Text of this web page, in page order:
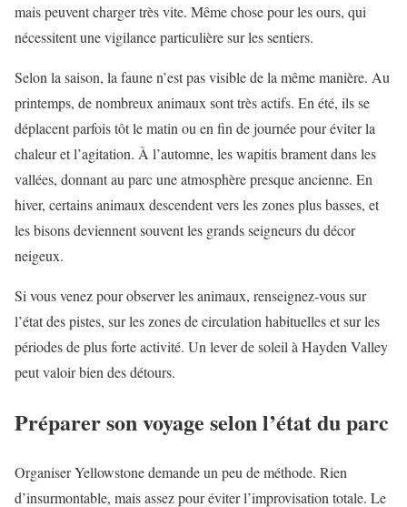
mais peuvent charger très vite. Même chose pour les ours, qui
nécessitent une vigilance particulière sur les sentiers.
Selon la saison, la faune n’est pas visible de la même manière. Au
printemps, de nombreux animaux sont très actifs. En été, ils se
déplacent parfois tôt le matin ou en fin de journée pour éviter la
chaleur et l’agitation. À l’automne, les wapitis brament dans les
vallées, donnant au parc une atmosphère presque ancienne. En
hiver, certains animaux descendent vers les zones plus basses, et
les bisons deviennent souvent les grands seigneurs du décor
neigeux.
Si vous venez pour observer les animaux, renseignez-vous sur
l’état des pistes, sur les zones de circulation habituelles et sur les
périodes de plus forte activité. Un lever de soleil à Hayden Valley
peut valoir bien des détours.
Préparer son voyage selon l’état du parc
Organiser Yellowstone demande un peu de méthode. Rien
d’insurmontable, mais assez pour éviter l’improvisation totale. Le